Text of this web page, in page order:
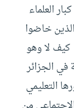
العلماء
خاضوا
كيف لا وهو
في الجزائر
التعليمي